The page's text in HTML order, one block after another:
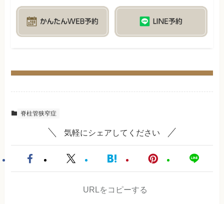
脊柱管狭窄症
気軽にシェアしてください
URLをコピーする